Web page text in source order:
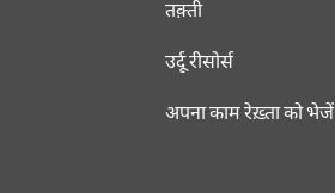
तक़्ती
उर्दू रीसोर्स
अपना काम रेख़्ता को भेजें